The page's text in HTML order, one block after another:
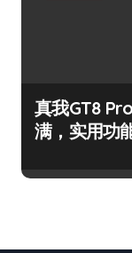
真我GT8
满，实用功